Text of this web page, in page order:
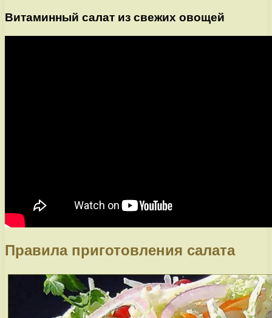
Витаминный салат из свежих овощей
Правила приготовления салата